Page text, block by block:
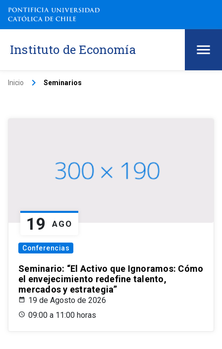
Instituto de Economía
Inicio keyboard_arrow_right Seminarios
19 AGO
Conferencias
Seminario: “El Activo que Ignoramos: Cómo
el envejecimiento redefine talento,
mercados y estrategia”
19 de Agosto de 2026
09:00 a 11:00 horas